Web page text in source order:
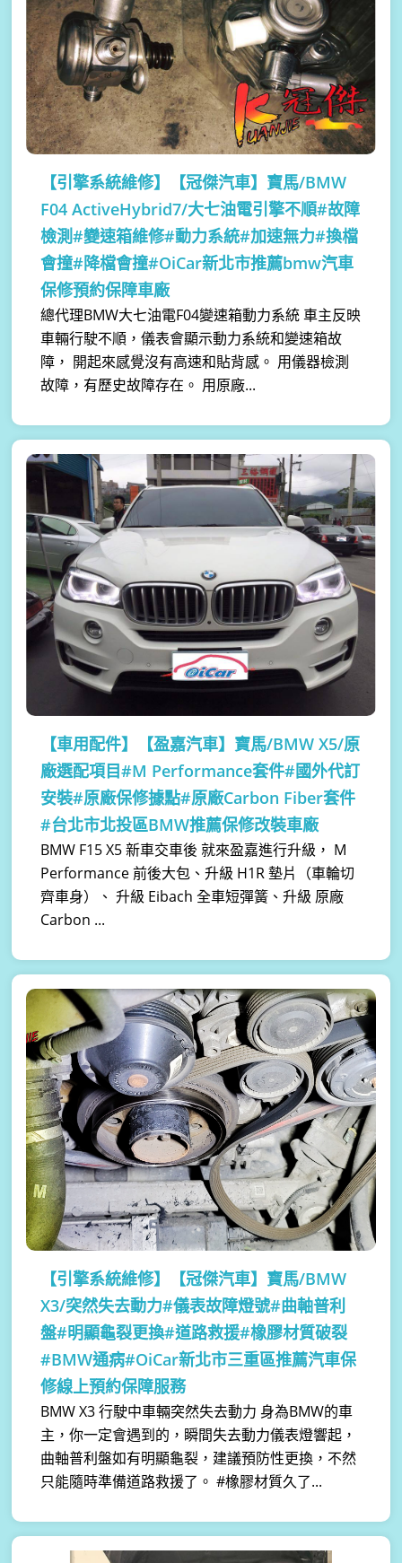
【引擎系統維修】
【冠傑汽車】寶馬/BMW
F04 ActiveHybrid7/大七油電引擎不順#故障
檢測#變速箱維修#動力系統#加速無力#換檔
會撞#降檔會撞#OiCar新北市推薦bmw汽車
保修預約保障車廠
總代理BMW大七油電F04變速箱動力系統 車主反映
車輛行駛不順，儀表會顯示動力系統和變速箱故
障， 開起來感覺沒有高速和貼背感。 用儀器檢測
故障，有歷史故障存在。 用原廠...
【車用配件】
【盈嘉汽車】寶馬/BMW X5/原
廠選配項目#M Performance套件#國外代訂
安裝#原廠保修據點#原廠Carbon Fiber套件
#台北市北投區BMW推薦保修改裝車廠
BMW F15 X5 新車交車後 就來盈嘉進行升級， M
Performance 前後大包、升級 H1R 墊片（車輪切
齊車身）、 升級 Eibach 全車短彈簧、升級 原廠
Carbon ...
【引擎系統維修】
【冠傑汽車】寶馬/BMW
X3/突然失去動力#儀表故障燈號#曲軸普利
盤#明顯龜裂更換#道路救援#橡膠材質破裂
#BMW通病#OiCar新北市三重區推薦汽車保
修線上預約保障服務
BMW X3 行駛中車輛突然失去動力 身為BMW的車
主，你一定會遇到的，瞬間失去動力儀表燈響起，
曲軸普利盤如有明顯龜裂，建議預防性更換，不然
只能隨時準備道路救援了。 #橡膠材質久了...